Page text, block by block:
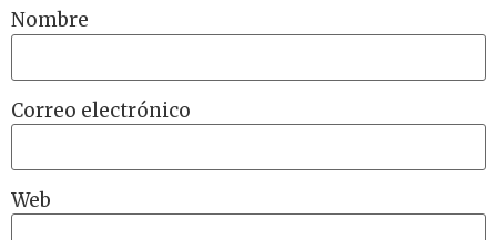
Nombre
Correo electrónico
Web